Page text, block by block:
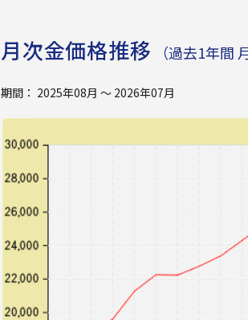
月次金価格推移 （過去1年間
期間： 2025年08月 ～ 2026年07月